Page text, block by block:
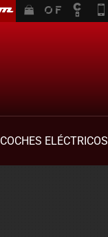
COCHES ELÉCTRICOS